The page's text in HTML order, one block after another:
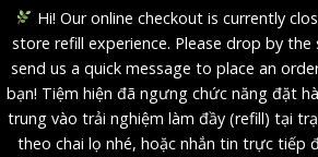
Hi! Our online checkout is currently
store refill experience. Please drop by
send us a quick message to place an
bạn! Tiệm hiện đã ngưng chức năng đặt
trung vào trải nghiệm làm đầy (refill) tại
theo chai lọ nhé, hoặc nhắn tin trực tiếp